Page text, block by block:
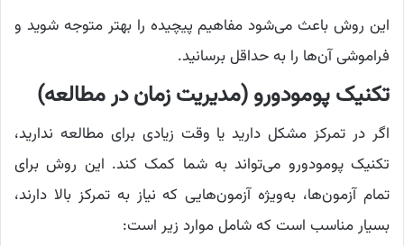
این روش باعث می‌شود مفاهیم پیچیده را بهتر متوجه شوید و
فراموشی آن‌ها را به حداقل برسانید.
تکنیک پومودورو (مدیریت زمان در مطالعه)
اگر در تمرکز مشکل دارید یا وقت زیادی برای مطالعه ندارید،
تکنیک پومودورو می‌تواند به شما کمک کند. این روش برای
تمام آزمون‌ها، به‌ویژه آزمون‌هایی که نیاز به تمرکز بالا دارند،
بسیار مناسب است که شامل موارد زیر است: